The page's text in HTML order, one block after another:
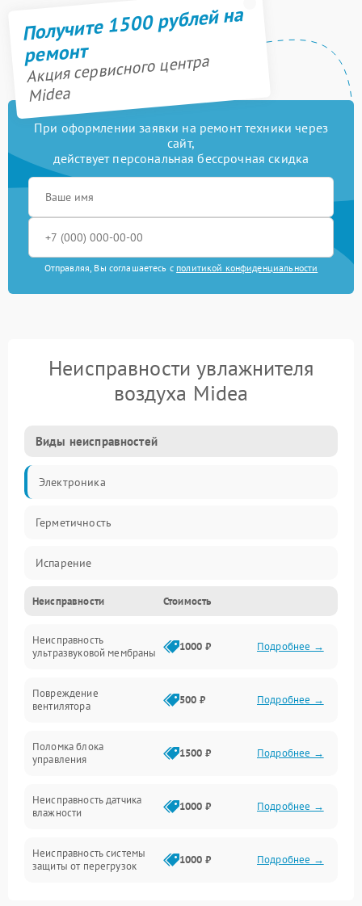
Получите 1500 рублей на
ремонт
Акция сервисного центра
Midea
При оформлении заявки на ремонт техники через
сайт,
действует персональная бессрочная скидка
Отправляя, Вы соглашаетесь с политикой конфиденциальности
Неисправности увлажнителя
воздуха Midea
Виды неисправностей
Электроника
Герметичность
Испарение
Водяной тракт
Механические повреждения
Датчики
Неисправности Стоимость
Неисправность
ультразвуковой мембраны
1000 ₽ Подробнее →
Повреждение
вентилятора
500 ₽ Подробнее →
Поломка блока
управления
1500 ₽ Подробнее →
Неисправность датчика
влажности
1000 ₽ Подробнее →
Неисправность системы
защиты от перегрузок
1000 ₽ Подробнее →